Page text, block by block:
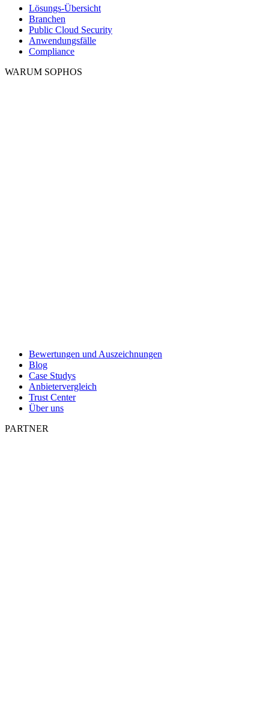
Lösungs-Übersicht
Branchen
Public Cloud Security
Anwendungsfälle
Compliance
WARUM SOPHOS
Bewertungen und Auszeichnungen
Blog
Case Studys
Anbietervergleich
Trust Center
Über uns
PARTNER